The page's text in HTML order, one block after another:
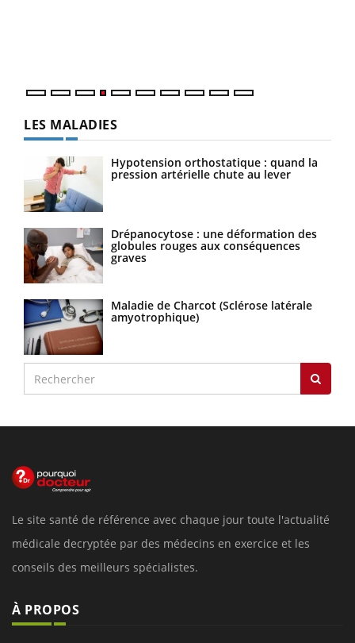
LES MALADIES
Hypotension orthostatique : quand la
pression artérielle chute au lever
Drépanocytose : une déformation des
globules rouges aux conséquences
graves
Maladie de Charcot (Sclérose latérale
amyotrophique)
Le site santé de référence avec chaque jour toute l'actualité
médicale decryptée par des médecins en exercice et les
conseils des meilleurs spécialistes.
À PROPOS